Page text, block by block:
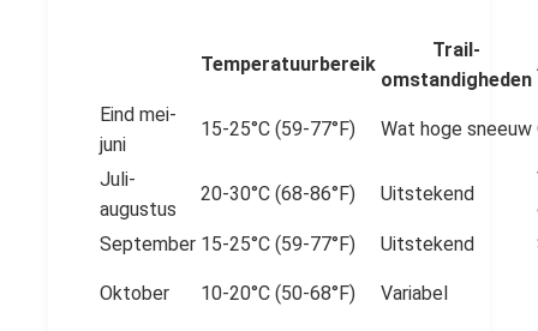
Temperatuurbereik
Trail-
omstandigheden
Eind mei-
juni
15-25°C (59-77°F) Wat hoge sneeuw
Juli-
augustus
20-30°C (68-86°F) Uitstekend
September 15-25°C (59-77°F) Uitstekend
Oktober 10-20°C (50-68°F) Variabel